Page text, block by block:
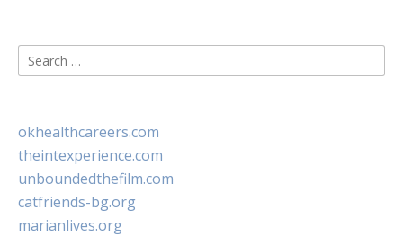
Search
for:
okhealthcareers.com
theintexperience.com
unboundedthefilm.com
catfriends-bg.org
marianlives.org